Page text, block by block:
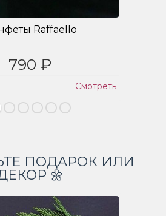
Raffaello
790 ₽
Смотреть
ПОДАРОК ИЛИ
🌼